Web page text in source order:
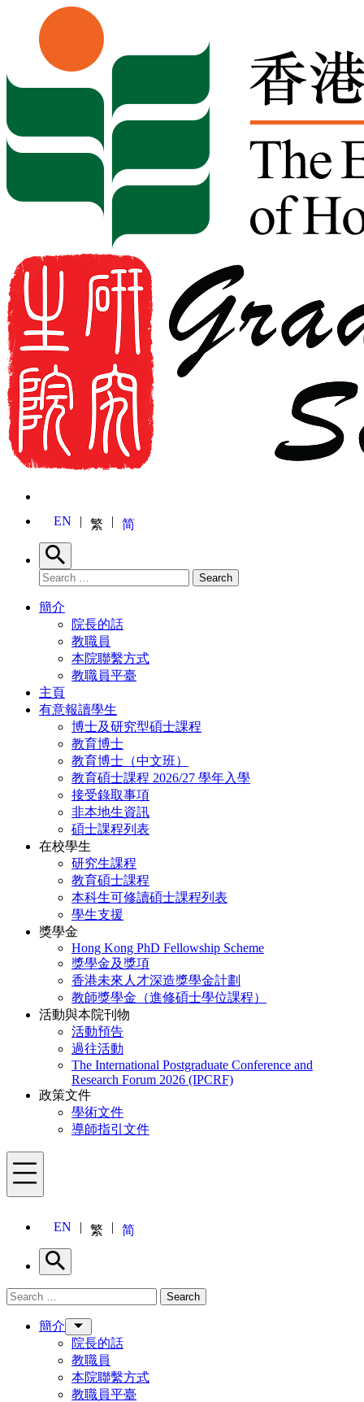
Skip to content
EN 繁 简
Search
Search for: Search
簡介
院長的話
教職員
本院聯繫方式
教職員平臺
主頁
有意報讀學生
博士及研究型碩士課程
教育博士
教育博士（中文班）
教育碩士課程 2026/27 學年入學
接受錄取事項
非本地生資訊
碩士課程列表
在校學生
研究生課程
教育碩士課程
本科生可修讀碩士課程列表
學生支援
獎學金
Hong Kong PhD Fellowship Scheme
獎學金及獎項
香港未來人才深造獎學金計劃
教師獎學金（進修碩士學位課程）
活動與本院刊物
活動預告
過往活動
The International Postgraduate Conference and
Research Forum 2026 (IPCRF)
政策文件
學術文件
導師指引文件
Menu
EN 繁 简
Search
Search for: Search
簡介
院長的話
教職員
本院聯繫方式
教職員平臺